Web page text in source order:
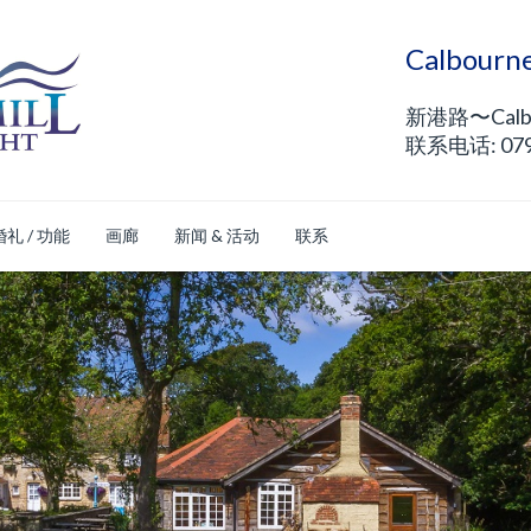
新港路〜
联系电话:
礼 / 功能 画廊 新闻 & 活动 联系